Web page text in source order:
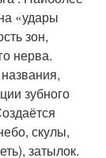
«удары
зон,
нерва.
зубного
скулы,
затылок.